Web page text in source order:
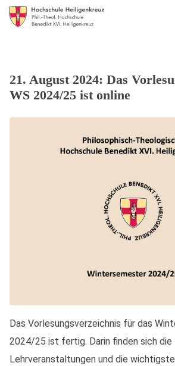
21. August 2024: Das
WS 2024/25 ist online
Das Vorlesungsverzeichnis für das
2024/25 ist fertig. Darin finden sich die
Lehrveranstaltungen und die